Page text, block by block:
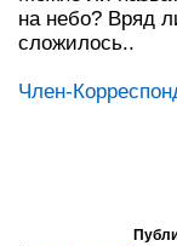
на небо? Вряд
сложилось..
Член-